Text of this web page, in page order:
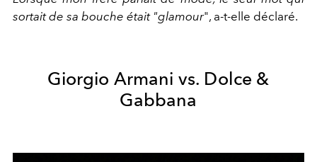
sortait de sa bouche était "glamour", a-t-elle déclaré.
Giorgio Armani vs. Dolce &
Gabbana